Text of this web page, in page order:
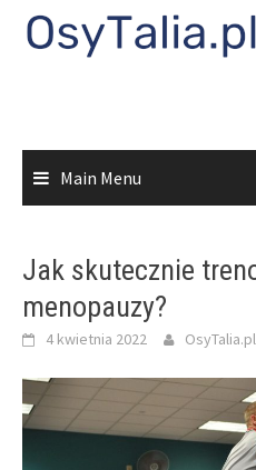
Main Menu
Jak skutecznie
menopauzy?
4 kwietnia 2022 OsyTalia.pl